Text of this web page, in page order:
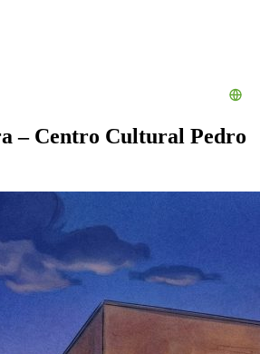
– Centro Cultural Pedro